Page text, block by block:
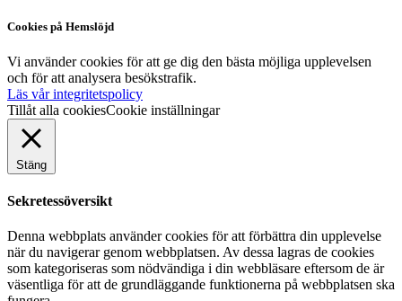
Cookies på Hemslöjd
Vi använder cookies för att ge dig den bästa möjliga upplevelsen
och för att analysera besökstrafik.
Läs vår integritetspolicy
Tillåt alla cookiesCookie inställningar
Stäng
Sekretessöversikt
Denna webbplats använder cookies för att förbättra din upplevelse
när du navigerar genom webbplatsen. Av dessa lagras de cookies
som kategoriseras som nödvändiga i din webbläsare eftersom de är
väsentliga för att de grundläggande funktionerna på webbplatsen ska